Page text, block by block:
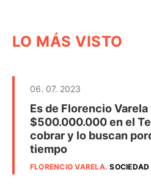
LO MÁS VISTO
06. 07. 2023
Es de Florencio Varela
$500.000.000 en el
cobrar y lo buscan
tiempo
FLORENCIO VARELA.SOCIEDAD